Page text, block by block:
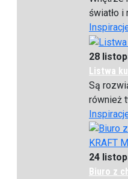
światło i
28
Listwa
Są
również
24
Biuro z